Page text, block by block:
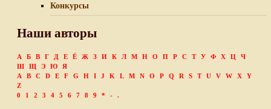
Конкурсы
Наши авторы
А Б В Г Д Е Ё Ж З И К Л М Н О П Р С Т У Ф Х Ц
Ч
Ш
Щ Э Ю
Я
A
B C D E F G H I J K L M N O P Q R S T U V W X
Y
Z
0
1 2 3 4 5 6 7 8 9 * - .